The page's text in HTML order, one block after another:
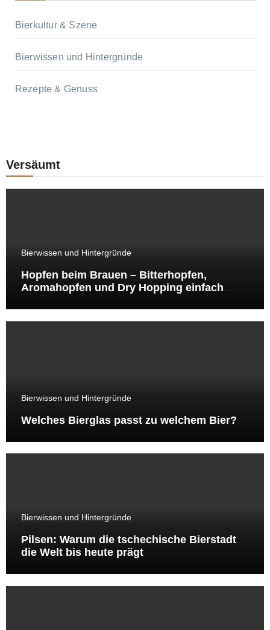
Bierkultur & Szene
Bierwissen und Hintergründe
Rezepte & Genuss
Versäumt
Bierwissen und Hintergründe
Hopfen beim Brauen – Bitterhopfen,
Aromahopfen und Dry Hopping einfach
Bierwissen und Hintergründe
Welches Bierglas passt zu welchem Bier?
Bierwissen und Hintergründe
Pilsen: Warum die tschechische Bierstadt
die Welt bis heute prägt